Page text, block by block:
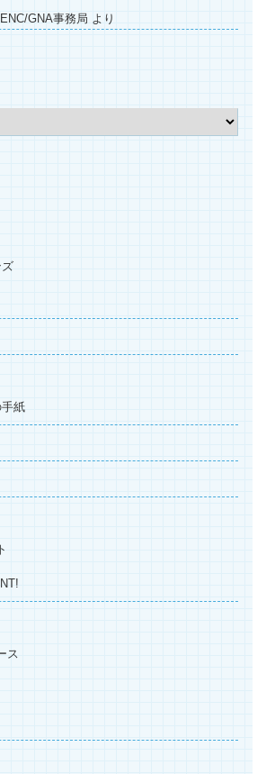
GNA事務局 より
紙
ス